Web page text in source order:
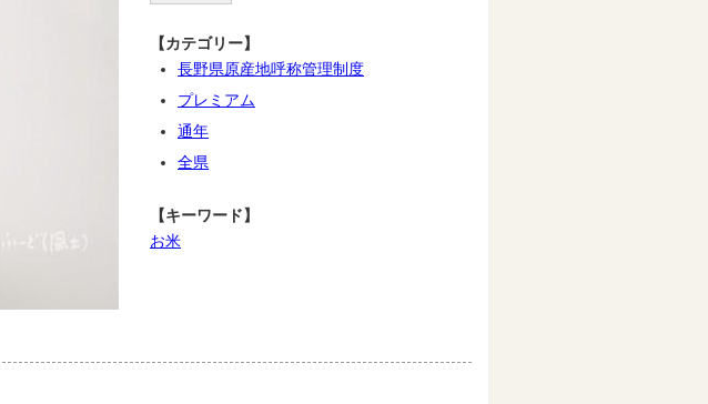
【カテゴリー】
長野県原産地呼称管理制度
プレミアム
通年
全県
【キーワード】
お米